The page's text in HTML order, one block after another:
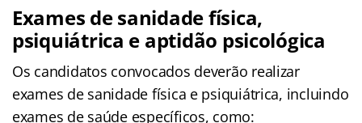
Exames de sanidade física,
psiquiátrica e aptidão psicológica
Os candidatos convocados deverão realizar
exames de sanidade física e psiquiátrica, incluindo
exames de saúde específicos, como: